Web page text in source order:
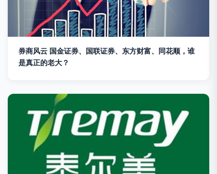
券商风云 国金证券、国联证券、东方财富、同花顺，谁
是真正的老大？